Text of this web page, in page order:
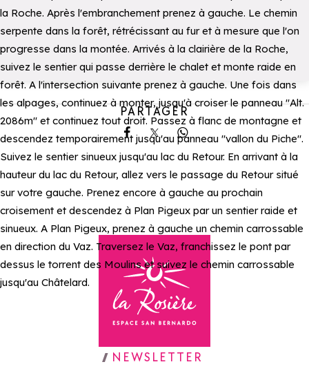
la Roche. Après l'embranchement prenez à gauche. Le chemin
serpente dans la forêt, rétrécissant au fur et à mesure que l'on
progresse dans la montée. Arrivés à la clairière de la Roche,
suivez le sentier qui passe derrière le chalet et monte raide en
forêt. A l'intersection suivante prenez à gauche. Une fois dans
les alpages, continuez à monter, jusqu'à croiser le panneau "Alt.
2086m" et continuez tout droit. Passez à flanc de montagne et
descendez temporairement jusqu'au panneau "vallon du Piche".
Suivez le sentier sinueux jusqu'au lac du Retour. En arrivant à la
hauteur du lac du Retour, allez vers le passage du Retour situé
sur votre gauche. Prenez encore à gauche au prochain
croisement et descendez à Plan Pigeux par un sentier raide et
sinueux. A Plan Pigeux, prenez à gauche un chemin carrossable
en direction du Vaz. Traversez le Vaz, franchissez le pont par
dessus le torrent des Moulins et suivez le chemin carrossable
jusqu'au Châtelard.
PARTAGER
Partager sur Facebook
Partager sur X
Partager sur
Retour à la page d'accueil
NEWSLETTER